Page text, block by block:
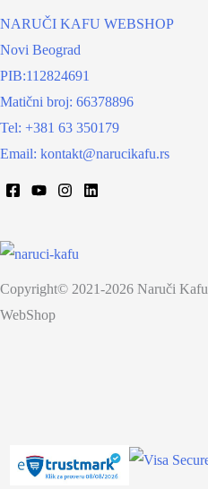
NARUČI KAFU WEBSHOP
Novi Beograd
PIB:112824691
Matični broj: 66378896
Tel: +381 63 350179
Email: kontakt@narucikafu.rs
Copyright© 2021-2026 Naruči Kafu
WebShop